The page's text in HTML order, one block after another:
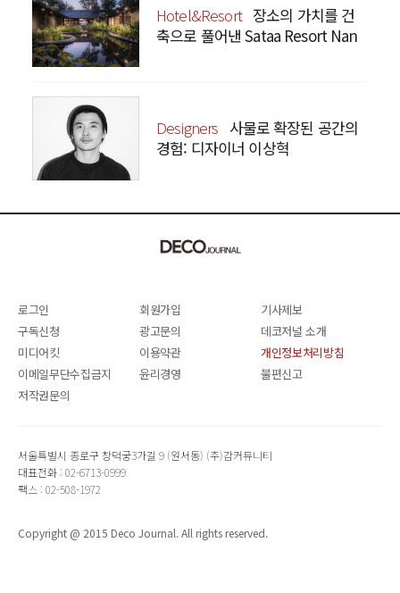
Hotel&Resort 장소의 가치를 건
축으로 풀어낸 Sataa Resort Nan
Designers 사물로 확장된 공간의
경험: 디자이너 이상혁
로그인 회원가입
기사제보
구독신청
광고문의
데코저널 소개
미디어킷
이용약관
개인정보처리방침
이메일무단수집금지
윤리경영
불편신고
저작권문의
서울특별시 종로구 창덕궁3가길 9 (원서동) (주)감커뮤니티
대표전화 : 02-6713-0999
팩스 : 02-508-1972
Copyright @ 2015 Deco Journal. All rights reserved.